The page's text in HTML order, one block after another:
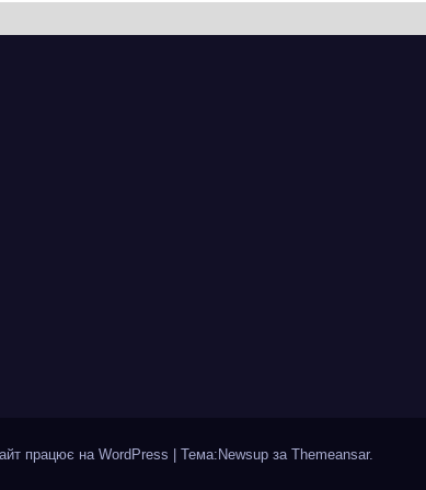
працює на WordPress Тема:Newsup за Themeansar.